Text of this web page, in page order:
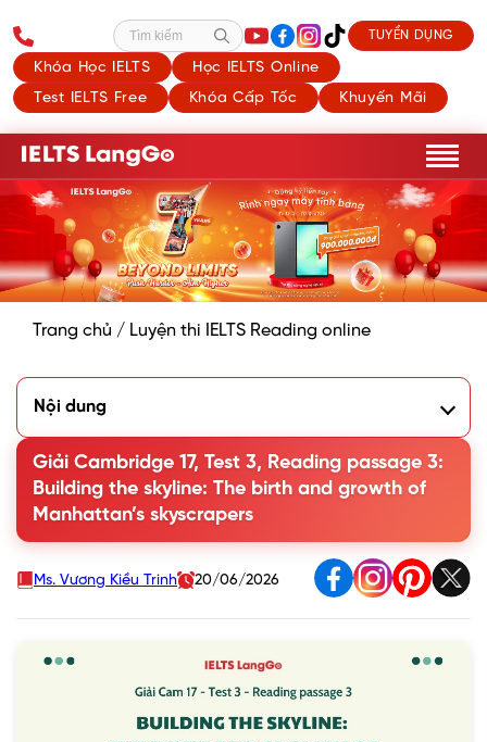
Khóa Học IELTS
Học IELTS Online
Test IELTS Free
Khóa Cấp Tốc Khuyến Mãi
Tìm kiếm TUYỂN DỤNG
Trang chủ / Luyện thi IELTS Reading online
Nội dung
Building the skyline: The birth and growth of Manhattan’s
skyscrapers
2. Chữa chi tiết đề Cambridge IELTS 17, Test 3, Reading
passage 3
3. Học từ vựng hay trong bài đọc Building the skyline: The
birth and growth of Manhattan’s skyscrapers
Giải Cambridge 17, Test 3, Reading passage 3:
Building the skyline: The birth and growth of
Manhattan’s skyscrapers
Ms. Vương Kiều Trinh 20/06/2026